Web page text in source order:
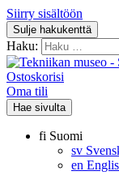
Siirry sisältöön
Sulje hakukenttä
Haku:
Ostoskorisi
Oma tili
Hae sivulta
fi Suomi
sv
en